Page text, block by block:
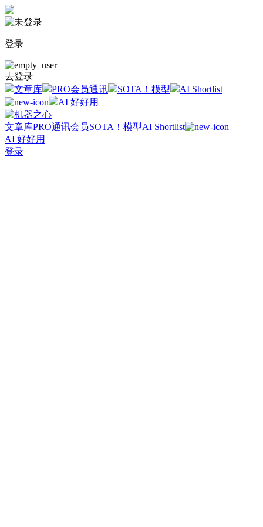
登录
去登录
文章库
PRO会员通讯 SOTA！模型
AI Shortlist
AI 好好用
文章库PRO通讯会员SOTA！模型AI Shortlist
AI 好好用
登录